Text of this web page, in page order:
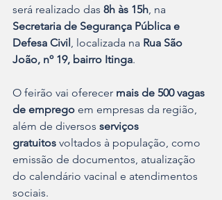
será realizado das 8h às 15h , na
Secretaria de Segurança Pública e
Defesa Civil , localizada na Rua São
João, nº 19, bairro Itinga.
O feirão vai oferecer mais de 500 vagas
de emprego em empresas da região,
além de diversos serviços
gratuitos voltados à população, como
emissão de documentos, atualização
do calendário vacinal e atendimentos
sociais.